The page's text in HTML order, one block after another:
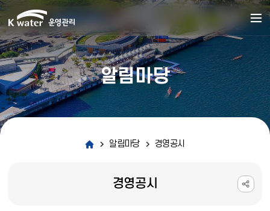
알림마당
알림마당 경영공시
경영공시